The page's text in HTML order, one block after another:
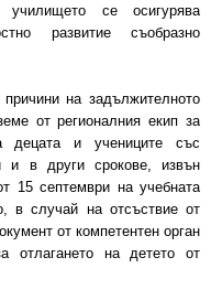
се осигурява
развитие съобразно
на задължителното
от регионалния екип за
децата и учениците със
и в други срокове, извън
15 септември на учебната
в случай на отсъствие от
от компетентен орган
отлагането на детето от